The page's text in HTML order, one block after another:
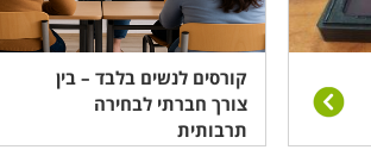
קורסים לנשים בלבד – בין
צורך חברתי לבחירה
תרבותית